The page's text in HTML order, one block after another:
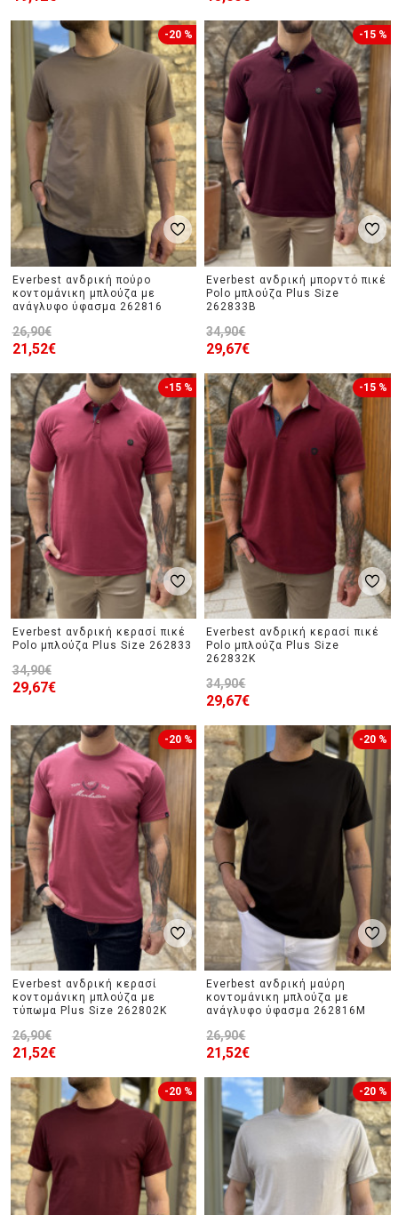
-20 %
Everbest ανδρική πούρο
κοντομάνικη μπλούζα με
ανάγλυφο ύφασμα 262816
21,52€
26,90€
-15 %
Everbest ανδρική μπορντό πικέ
Polo μπλούζα Plus Size
262833B
29,67€
34,90€
-15 %
Everbest ανδρική κερασί πικέ
Polo μπλούζα Plus Size 262833
29,67€
34,90€
-15 %
Everbest ανδρική κερασί πικέ
Polo μπλούζα Plus Size
262832K
29,67€
34,90€
-20 %
Everbest ανδρική κερασί
κοντομάνικη μπλούζα με
τύπωμα Plus Size 262802K
21,52€
26,90€
-20 %
Everbest ανδρική μαύρη
κοντομάνικη μπλούζα με
ανάγλυφο ύφασμα 262816M
21,52€
26,90€
-20 % -20 %